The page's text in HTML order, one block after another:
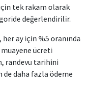
tek rakam olarak
değerlendirilir.
ay için %5 oranında
ücreti
randevu tarihini
daha fazla ödeme